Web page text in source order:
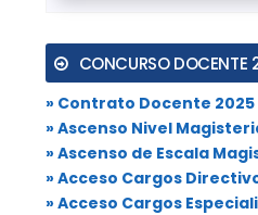
CONCURSO DOCENTE
» Contrato Docente 2025
» Ascenso Nivel
» Ascenso de Escala
» Acceso Cargos
» Acceso Cargos